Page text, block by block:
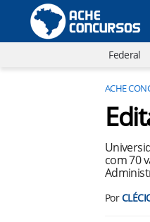
Federal
ACHE
com 70
Por